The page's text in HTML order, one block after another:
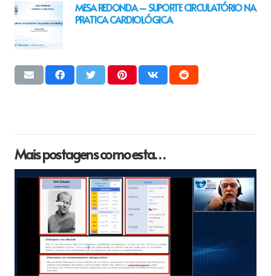
MESA REDONDA – SUPORTE CIRCULATÓRIO NA
PRATICA CARDIOLÓGICA
Mais postagens como esta…